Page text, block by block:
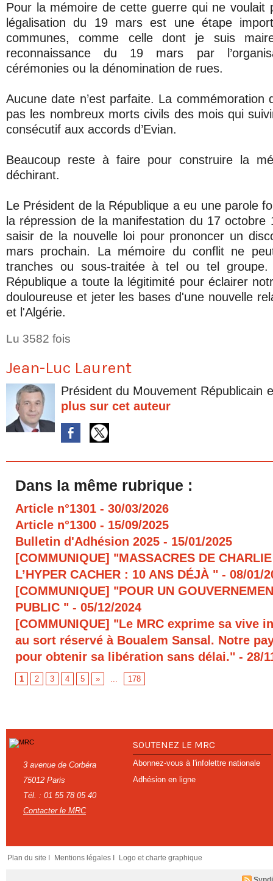
Pour la mémoire de cette guerre qui ne voulait
légalisation du 19 mars est une étape
communes, comme celle dont je suis
reconnaissance du 19 mars par
cérémonies ou la dénomination de rues.
Aucune date n’est parfaite. La commémoration
pas les nombreux morts civils des mois qui
consécutif aux accords d’Evian.
Beaucoup reste à faire pour construire la
déchirant.
Le Président de la République a eu une parole
la répression de la manifestation du 17 octobre
saisir de la nouvelle loi pour prononcer un
mars prochain. La mémoire du conflit ne
tranches ou sous-traitée à tel ou tel
République a toute la légitimité pour éclairer
douloureuse et jeter les bases d'une nouvelle
et l'Algérie.
Lu 3582 fois
Jean-Luc Laurent
Président du Mouvement Républicain
plus sur cet auteur
Dans la même rubrique :
Article n°1301 - 30/03/2026
Article n°1300 - 15/09/2025
Bulletin d'Adhésion 2025 - 15/01/2025
[COMMUNIQUE] "MASSACRES DE
L’HYPER CACHER : 10 ANS DÉJÀ " - 08/01/
[COMMUNIQUE] "POUR UN
PUBLIC " - 05/12/2024
[COMMUNIQUE] "Le MRC exprime sa vive
au sort réservé à Boualem Sansal. Notre
pour obtenir sa libération sans délai." - 28/
1 2 3 4 5 » ... 178
3 avenue de Corbéra
75012 Paris
Tél. : 01 55 78 05 40
Contacter le MRC
SOUTENEZ LE MRC
Abonnez-vous à l'infolettre nationale
Adhésion en ligne
Plan du site I Mentions légales I Logo et charte graphique